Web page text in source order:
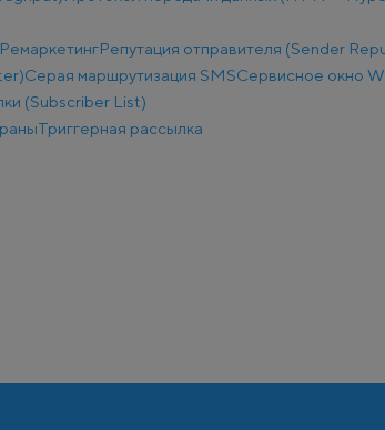
РемаркетингРепутация отправителя (Sender
Серая маршрутизация SMSСервисное окно
(Subscriber List)
Триггерная рассылка